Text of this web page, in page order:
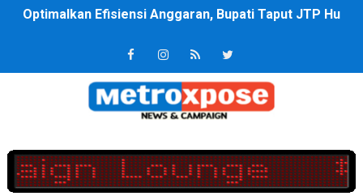
PT ASDP Cabang Ambon Siap Dukung Program Bank
Saadiah Uluputty Buka Pekan Olahraga HUT ke-81 RI
4 Dokter Asal Nias Barat Lulus PPDS di FK USU,
DPRD Kota Bekasi Minta Penanganan Pencemaran